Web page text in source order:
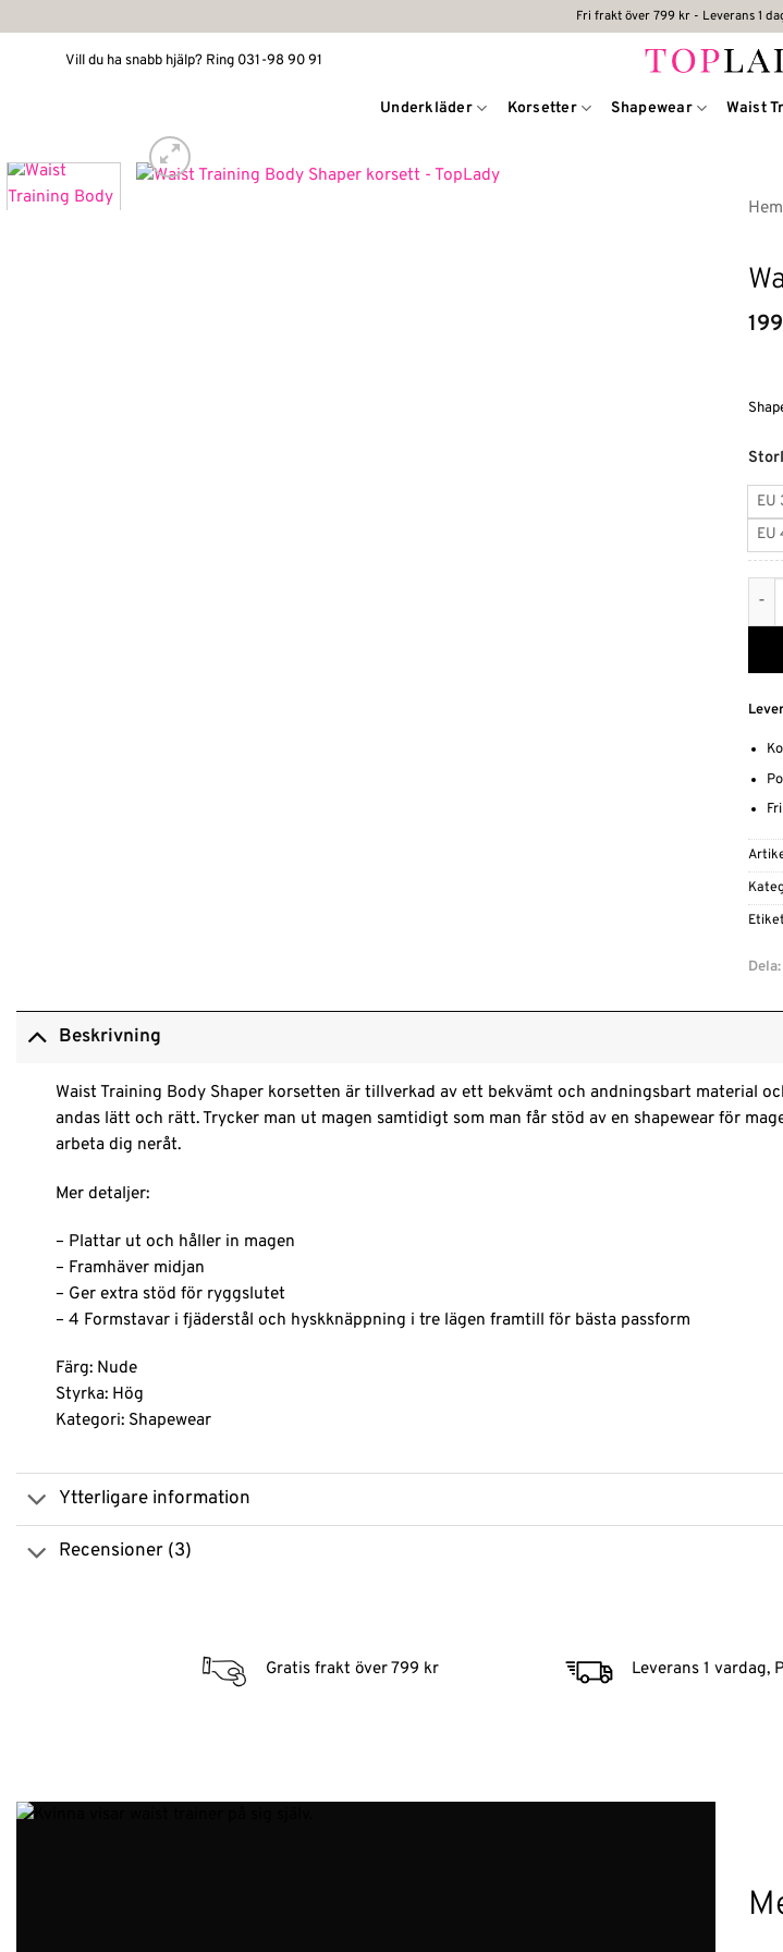
to
Fri frakt över 799 kr - Leverans 1
Vill du ha snabb hjälp? Ring 031-98 90 91
Underkläder Korsetter Shapewear Waist
Hem
199
EU
EU
Dela:
Beskrivning
Waist Training Body Shaper korsetten är tillverkad av ett bekvämt och andningsbart material
andas lätt och rätt. Trycker man ut magen samtidigt som man får stöd av en shapewear för
arbeta dig neråt.
Mer detaljer:
– Plattar ut och håller in magen
– Framhäver midjan
– Ger extra stöd för ryggslutet
– 4 Formstavar i fjäderstål och hyskknäppning i tre lägen framtill för bästa passform
Färg: Nude
Styrka: Hög
Kategori: Shapewear
Ytterligare information
Recensioner (3)
Gratis frakt över 799 kr Leverans 1 vardag,